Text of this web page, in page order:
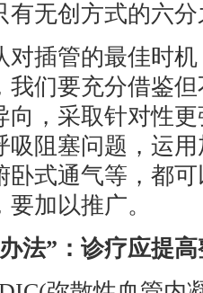
有无创方式的六
插管的最佳时机
我们要充分借鉴
向，采取针对性
吸阻塞问题，运
卧式通气等，都
加以推广。
法”：诊疗应提